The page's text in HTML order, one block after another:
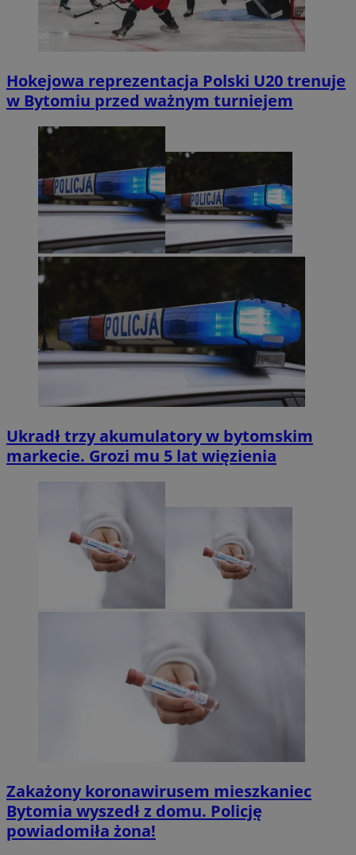
Hokejowa reprezentacja Polski U20 trenuje
w Bytomiu przed ważnym turniejem
Ukradł trzy akumulatory w bytomskim
markecie. Grozi mu 5 lat więzienia
Zakażony koronawirusem mieszkaniec
Bytomia wyszedł z domu. Policję
powiadomiła żona!